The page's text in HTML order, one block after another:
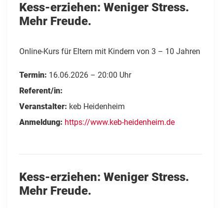
Kess-erziehen: Weniger Stress.
Mehr Freude.
Online-Kurs für Eltern mit Kindern von 3 – 10 Jahren
Termin: 16.06.2026 – 20:00 Uhr
Referent/in:
Veranstalter: keb Heidenheim
Anmeldung: https://www.keb-heidenheim.de
Kess-erziehen: Weniger Stress.
Mehr Freude.